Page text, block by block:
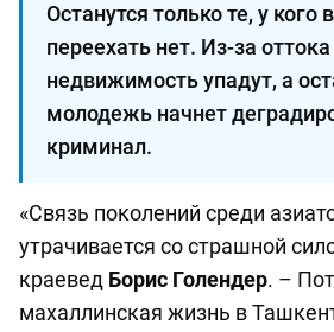
Останутся только те, у
переехать нет. Из-за
недвижимость упадут, а
молодежь начнет
криминал.
«Связь поколений среди
утрачивается со страшной
краевед Борис Голендер. –
махаллинская жизнь в